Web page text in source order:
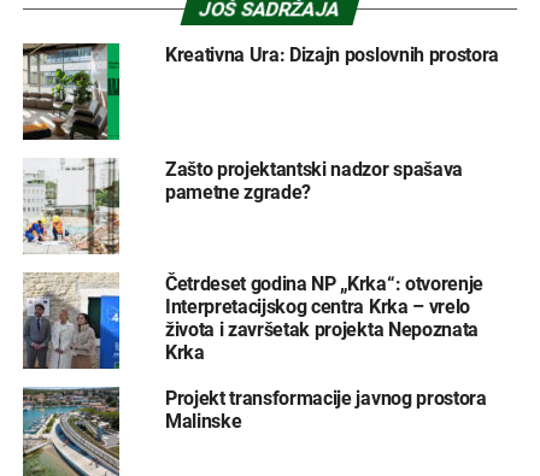
JOŠ SADRŽAJA
Kreativna Ura: Dizajn poslovnih prostora
Zašto projektantski nadzor spašava
pametne zgrade?
Četrdeset godina NP „Krka“: otvorenje
Interpretacijskog centra Krka – vrelo
života i završetak projekta Nepoznata
Krka
Projekt transformacije javnog prostora
Malinske